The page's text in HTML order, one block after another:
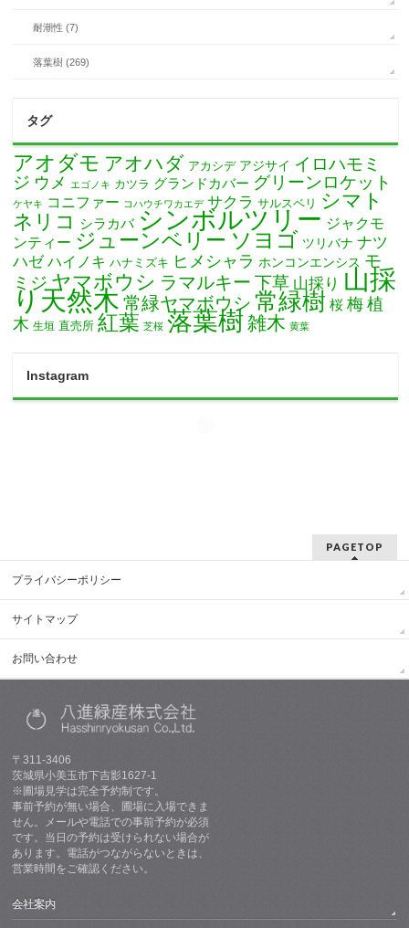
耐潮性 (7)
落葉樹 (269)
タグ
アオダモ アオハダ アカシデ アジサイ イロハモミ
ジ ウメ エゴノキ カツラ グランドカバー グリーンロケット
ケヤキ コニファー コハウチワカエデ サクラ サルスベリ シマト
ネリコ
シラカバ シンボルツリー ジャクモ
ンティー ジューンベリー ソヨゴ ツリバナ ナツ
ハゼ ハイノキ ハナミズキ ヒメシャラ ホンコンエンシス モ
ミジ ヤマボウシ ラマルキー 下草 山採り 山採
り天然木 常緑ヤマボウシ 常緑樹 桜 梅 植
木 生垣 直売所 紅葉 芝桜 落葉樹 雑木 黄葉
Instagram
PAGETOP
プライバシーポリシー
サイトマップ
お問い合わせ
〒311-3406
茨城県小美玉市下吉影1627-1
※圃場見学は完全予約制です。
事前予約が無い場合、圃場に入場できま
せん。メールや電話での事前予約が必須
です。当日の予約は受けられない場合が
あります。電話がつながらないときは、
営業時間をご確認ください。
会社案内